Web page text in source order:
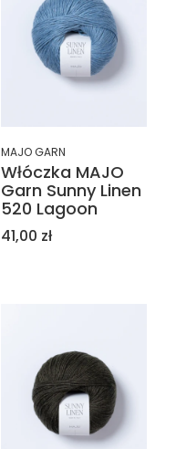
MAJO GARN
Włóczka MAJO
Garn Sunny Linen
520 Lagoon
Cena
41,00 zł